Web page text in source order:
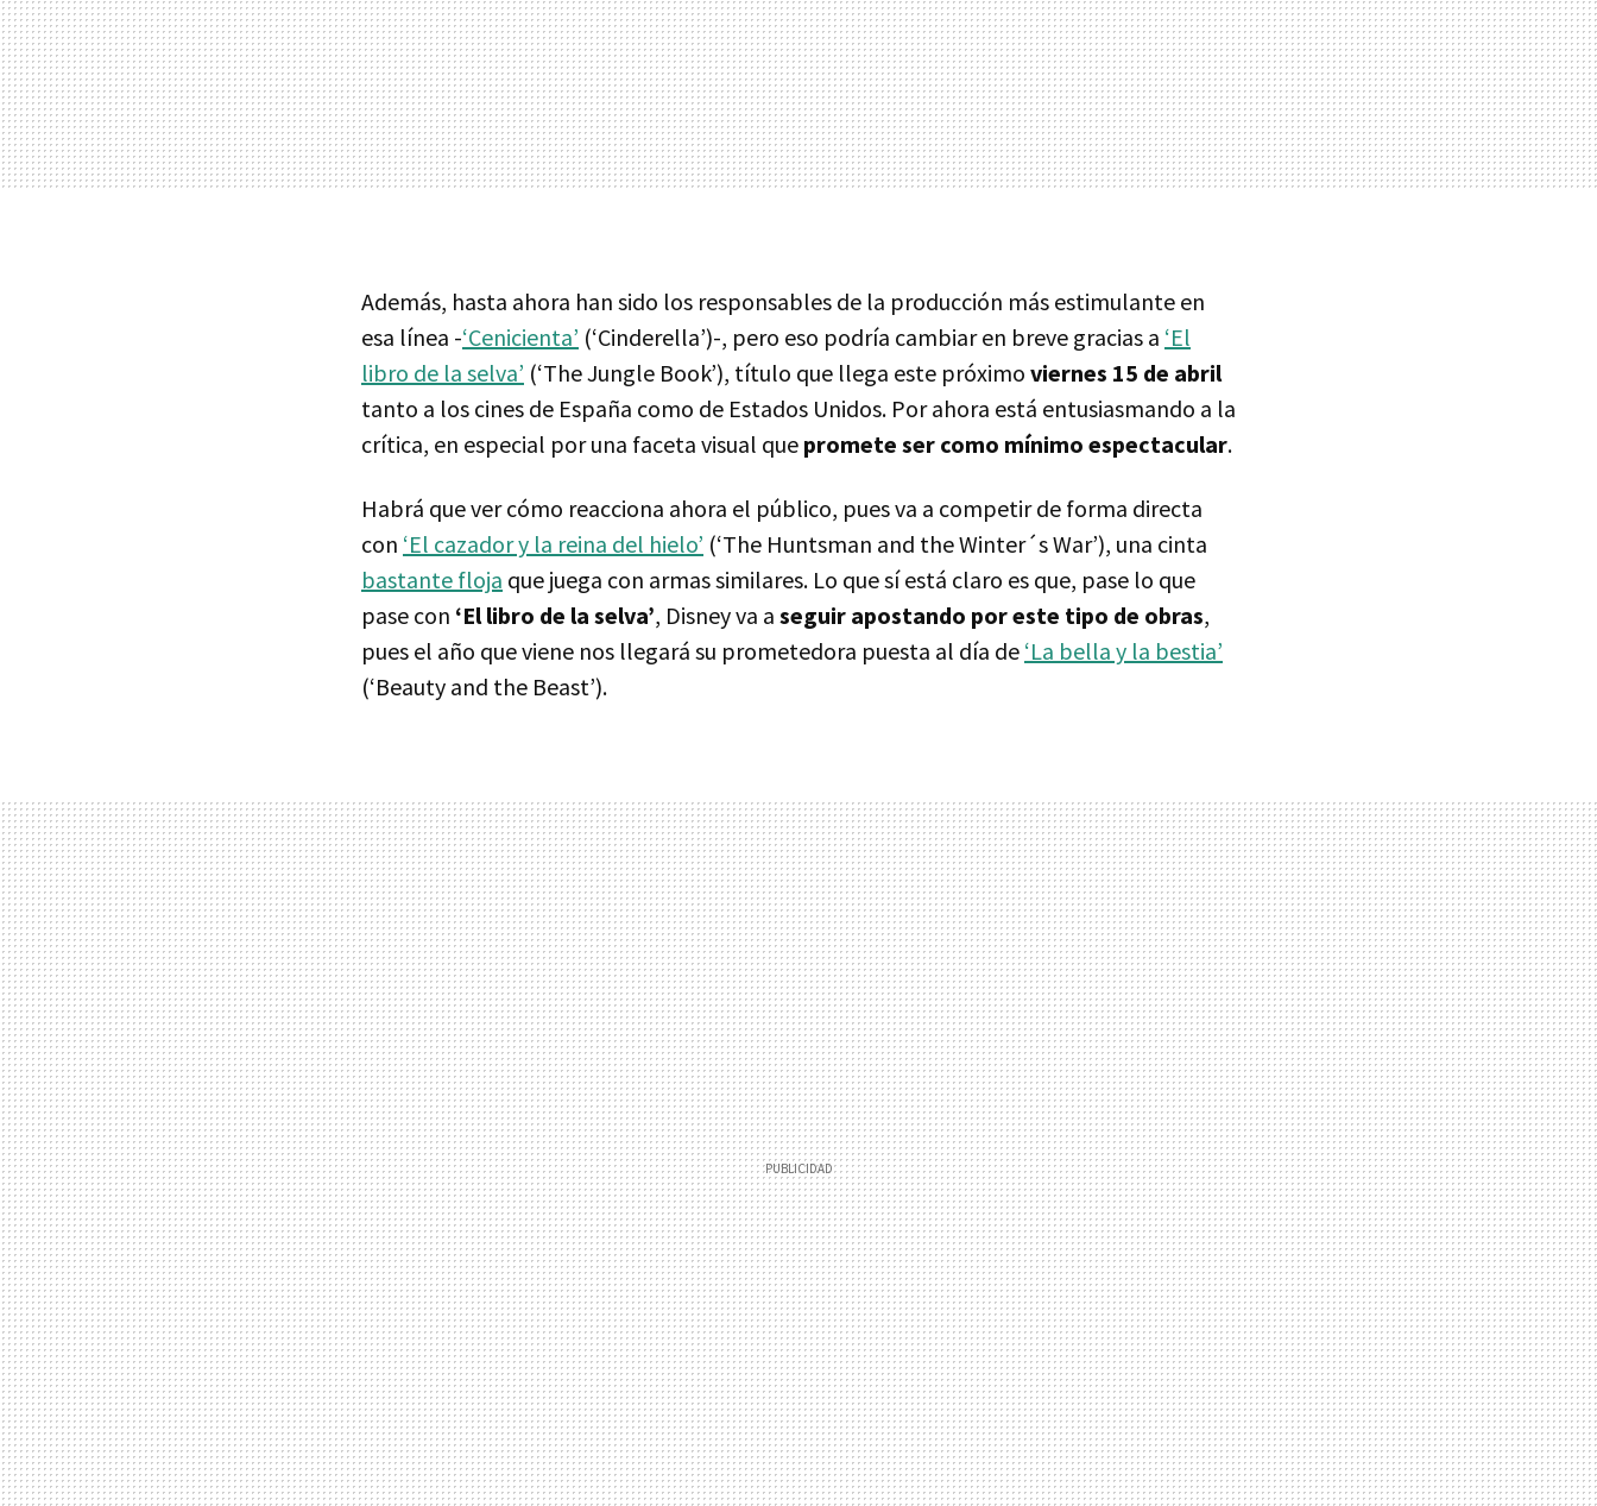
Además, hasta ahora han sido los responsables de la producción más estimulante en
esa línea -‘Cenicienta’ (‘Cinderella’)-, pero eso podría cambiar en breve gracias a ‘El
libro de la selva’ (‘The Jungle Book’), título que llega este próximo viernes 15 de abril
tanto a los cines de España como de Estados Unidos. Por ahora está entusiasmando a la
crítica, en especial por una faceta visual que promete ser como mínimo espectacular.
Habrá que ver cómo reacciona ahora el público, pues va a competir de forma directa
con ‘El cazador y la reina del hielo’ (‘The Huntsman and the Winter´s War’), una cinta
bastante floja que juega con armas similares. Lo que sí está claro es que, pase lo que
pase con ‘El libro de la selva’, Disney va a seguir apostando por este tipo de obras,
pues el año que viene nos llegará su prometedora puesta al día de ‘La bella y la bestia’
(‘Beauty and the Beast’).